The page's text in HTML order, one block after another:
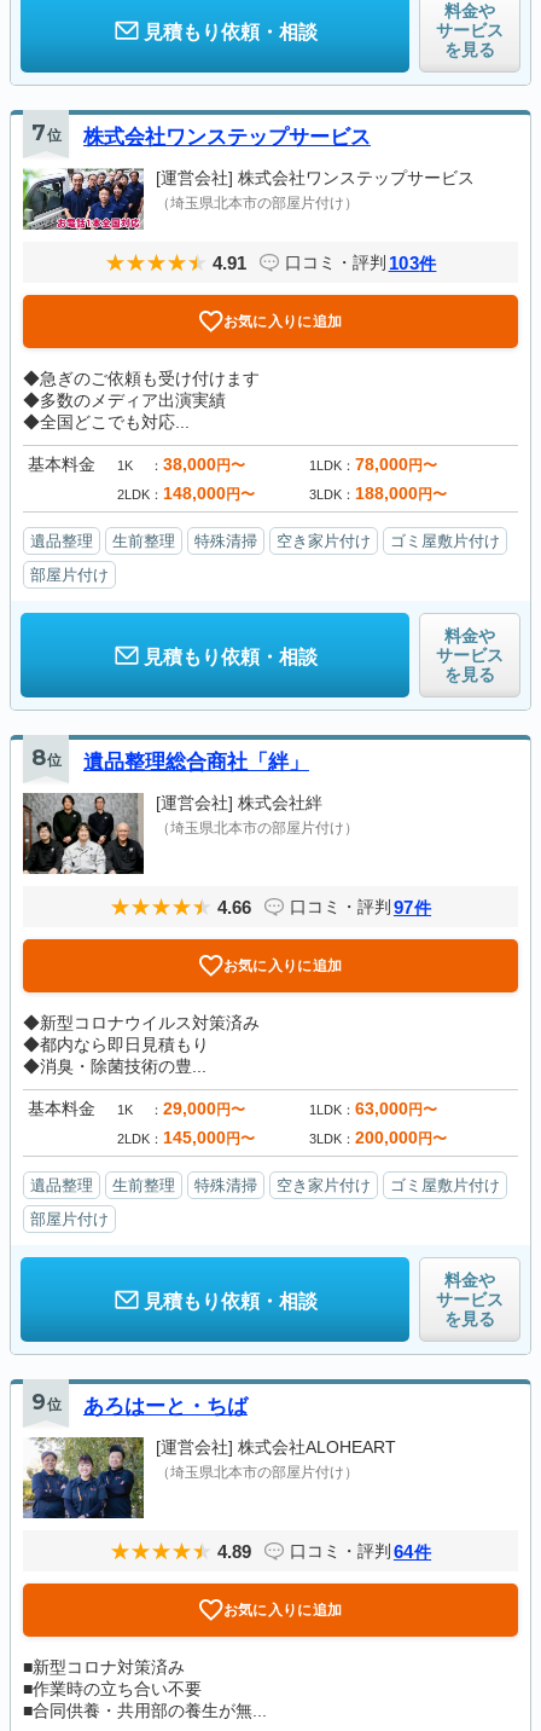
見積もり依頼・相談
料金や
サービス
を見る
7位 株式会社ワンステップサービス
[運営会社] 株式会社ワンステップサービス
（埼玉県北本市の部屋片付け）
4.91 口コミ・評判 103件
お気に入りに追加
◆急ぎのご依頼も受け付けます
◆多数のメディア出演実績
◆全国どこでも対応...
基本料金 1K 38,000円〜 1LDK 78,000円〜
2LDK 148,000円〜 3LDK 188,000円〜
遺品整理 生前整理 特殊清掃 空き家片付け
ゴミ屋敷片付け
部屋片付け
見積もり依頼・相談
料金や
サービス
を見る
8位 遺品整理総合商社「絆」
[運営会社] 株式会社絆
（埼玉県北本市の部屋片付け）
4.66 口コミ・評判 97件
お気に入りに追加
◆新型コロナウイルス対策済み
◆都内なら即日見積もり
◆消臭・除菌技術の豊...
基本料金 1K 29,000円〜 1LDK 63,000円〜
2LDK 145,000円〜 3LDK 200,000円〜
遺品整理 生前整理 特殊清掃 空き家片付け
ゴミ屋敷片付け
部屋片付け
見積もり依頼・相談
料金や
サービス
を見る
9位 あろはーと・ちば
[運営会社] 株式会社ALOHEART
（埼玉県北本市の部屋片付け）
4.89 口コミ・評判 64件
お気に入りに追加
■新型コロナ対策済み
■作業時の立ち合い不要
■合同供養・共用部の養生が無...